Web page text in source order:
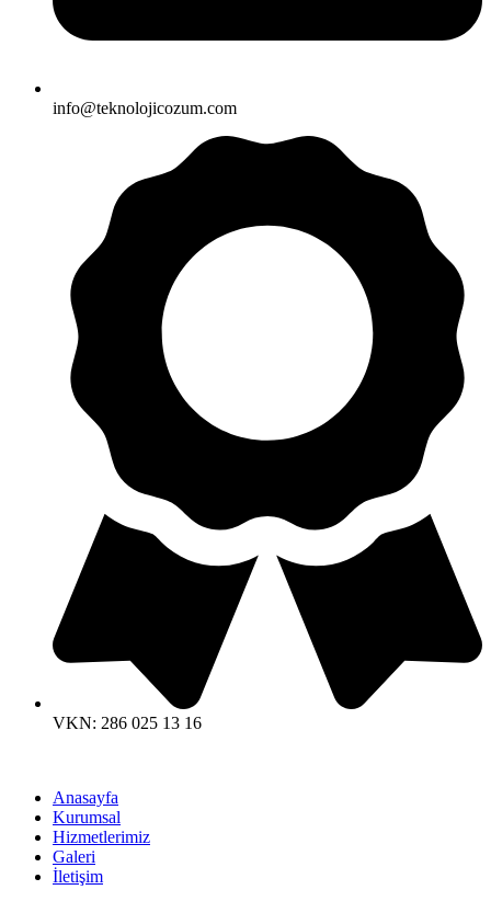
info@teknolojicozum.com
VKN: 286 025 13 16
Anasayfa
Kurumsal
Hizmetlerimiz
Galeri
İletişim